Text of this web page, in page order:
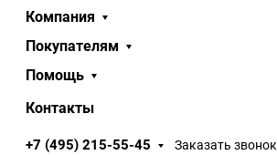
Компания
Покупателям
Помощь
Контакты
+7 (495) 215-55-45 Заказать звонок